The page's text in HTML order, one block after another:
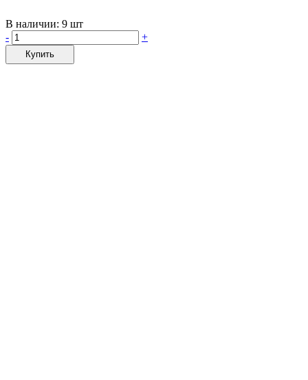
В наличии: 9 шт
-
+
Купить